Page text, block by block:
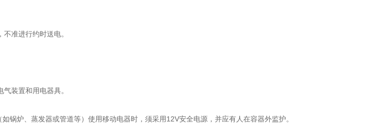
准进行约时送电。
装置和用电器具。
炉、蒸发器或管道等）使用移动电器时，须采用12V安全电源，并应有人在容器外监护。